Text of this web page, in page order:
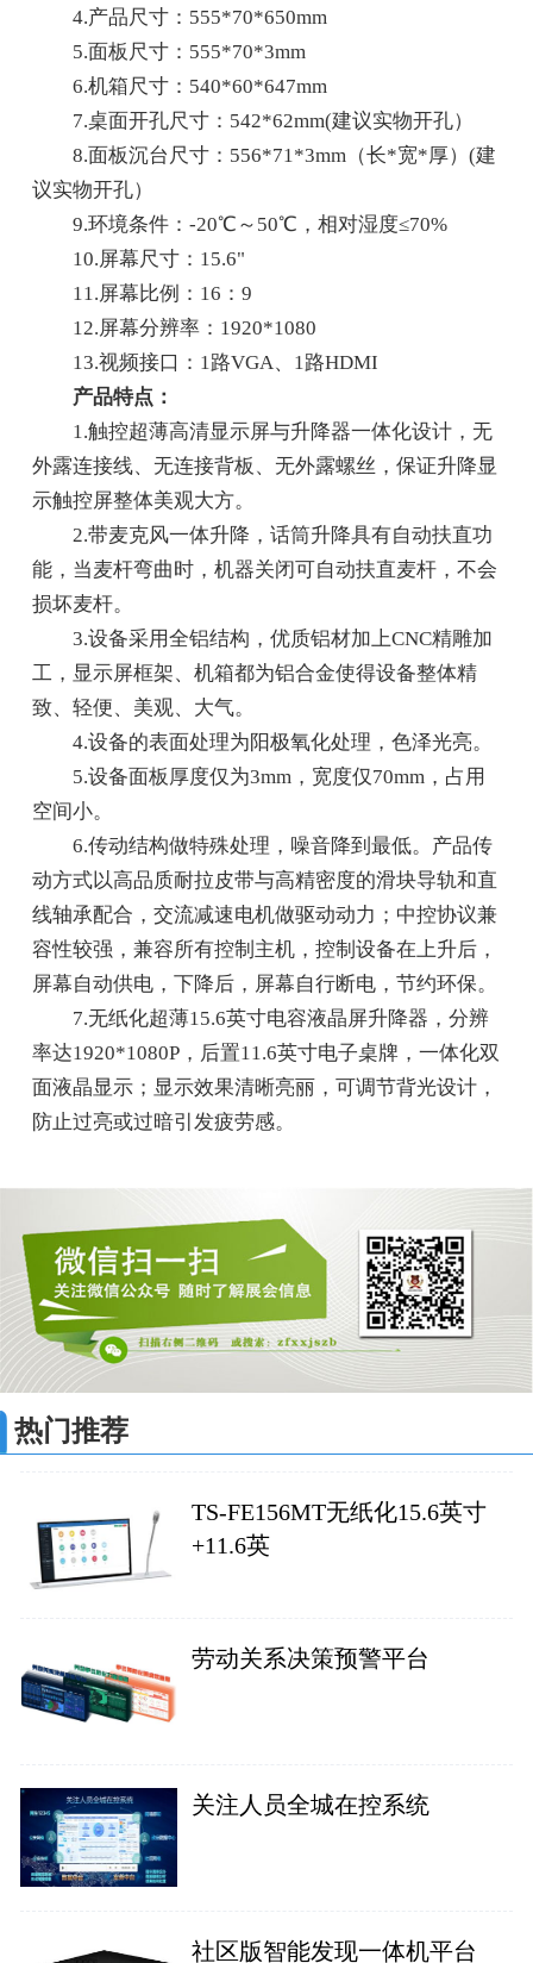
4.产品尺寸：555*70*650mm
5.面板尺寸：555*70*3mm
6.机箱尺寸：540*60*647mm
7.桌面开孔尺寸：542*62mm(建议实物开孔）
8.面板沉台尺寸：556*71*3mm（长*宽*厚）(建
议实物开孔）
9.环境条件：-20℃～50℃，相对湿度≤70%
10.屏幕尺寸：15.6"
11.屏幕比例：16：9
12.屏幕分辨率：1920*1080
13.视频接口：1路VGA、1路HDMI
产品特点：
1.触控超薄高清显示屏与升降器一体化设计，无
外露连接线、无连接背板、无外露螺丝，保证升降显
示触控屏整体美观大方。
2.带麦克风一体升降，话筒升降具有自动扶直功
能，当麦杆弯曲时，机器关闭可自动扶直麦杆，不会
损坏麦杆。
3.设备采用全铝结构，优质铝材加上CNC精雕加
工，显示屏框架、机箱都为铝合金使得设备整体精
致、轻便、美观、大气。
4.设备的表面处理为阳极氧化处理，色泽光亮。
5.设备面板厚度仅为3mm，宽度仅70mm，占用
空间小。
6.传动结构做特殊处理，噪音降到最低。产品传
动方式以高品质耐拉皮带与高精密度的滑块导轨和直
线轴承配合，交流减速电机做驱动动力；中控协议兼
容性较强，兼容所有控制主机，控制设备在上升后，
屏幕自动供电，下降后，屏幕自行断电，节约环保。
7.无纸化超薄15.6英寸电容液晶屏升降器，分辨
率达1920*1080P，后置11.6英寸电子桌牌，一体化双
面液晶显示；显示效果清晰亮丽，可调节背光设计，
防止过亮或过暗引发疲劳感。
热门推荐
TS-FE156MT无纸化15.6英寸
+11.6英
劳动关系决策预警平台
关注人员全城在控系统
社区版智能发现一体机平台